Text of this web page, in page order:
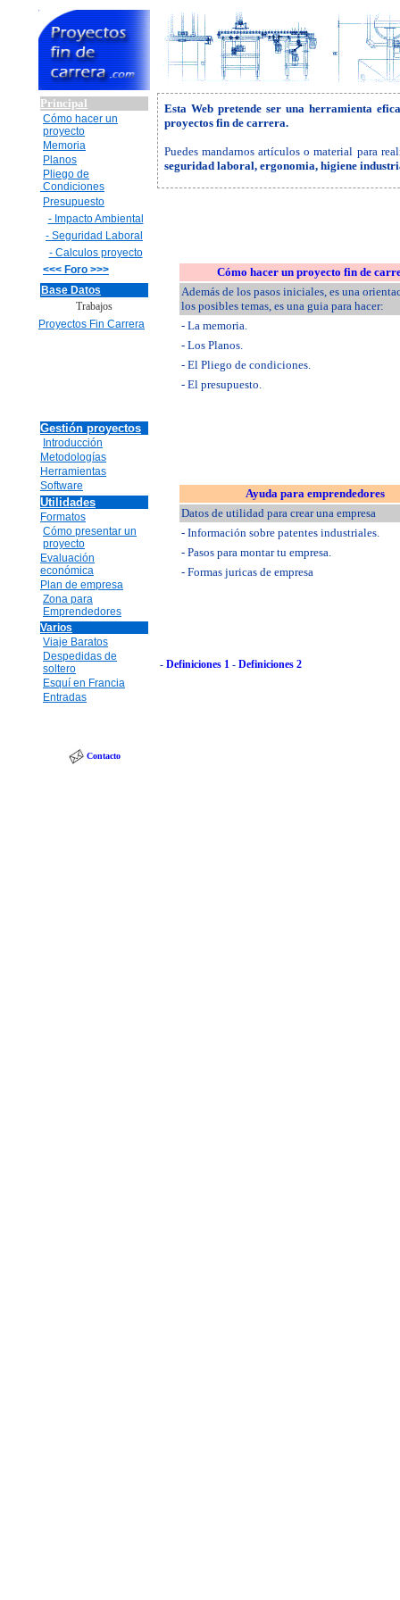
Principal
Cómo hacer un
proyecto
Memoria
Planos
Pliego de
Condiciones
Presupuesto
- Impacto Ambiental
- Seguridad Laboral
- Calculos proyecto
<<< Foro >>>
Base Datos
Trabajos
Proyectos Fin Carrera
Gestión proyectos
Introducción
Metodologías
Herramientas
Software
Utilidades
Formatos
Cómo presentar un
proyecto
Evaluación
económica
Plan de empresa
Zona para
Emprendedores
Varios
Viaje Baratos
Despedidas de
soltero
Esquí en Francia
Entradas
Contacto
Esta Web pretende ser una herramienta
proyectos fin de carrera.
Puedes mandarnos artículos o material para
seguridad laboral, ergonomia, higiene
Cómo hacer un proyecto fin de
Además de los pasos iniciales, es una
los posibles temas, es una guia para hacer:
- La memoria.
- Los Planos.
- El Pliego de condiciones.
- El presupuesto.
Ayuda para emprendedores
Datos de utilidad para crear una empresa
- Información sobre patentes industriales.
- Pasos para montar tu empresa.
- Formas juricas de empresa
- Definiciones 1 - Definiciones 2